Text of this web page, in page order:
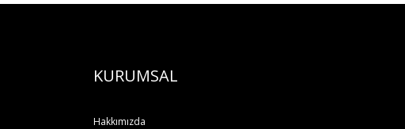
KURUMSAL
Hakkımızda